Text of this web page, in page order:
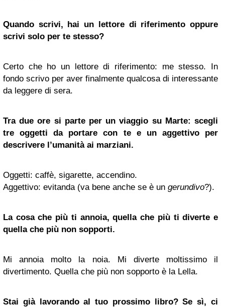
Quando scrivi, hai un lettore di riferimento oppure
scrivi solo per te stesso?
Certo che ho un lettore di riferimento: me stesso. In
fondo scrivo per aver finalmente qualcosa di interessante
da leggere di sera.
Tra due ore si parte per un viaggio su Marte: scegli
tre oggetti da portare con te e un aggettivo per
descrivere l’umanità ai marziani.
Oggetti: caffè, sigarette, accendino.
Aggettivo: evitanda (va bene anche se è un gerundivo?).
La cosa che più ti annoia, quella che più ti diverte e
quella che più non sopporti.
Mi annoia molto la noia. Mi diverte moltissimo il
divertimento. Quella che più non sopporto è la Lella.
Stai già lavorando al tuo prossimo libro? Se sì, ci